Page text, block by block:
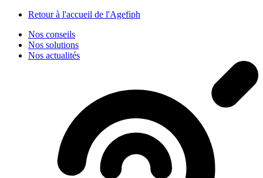
Retour à l'accueil de l'Agefiph
Nos conseils
Nos solutions
Nos actualités